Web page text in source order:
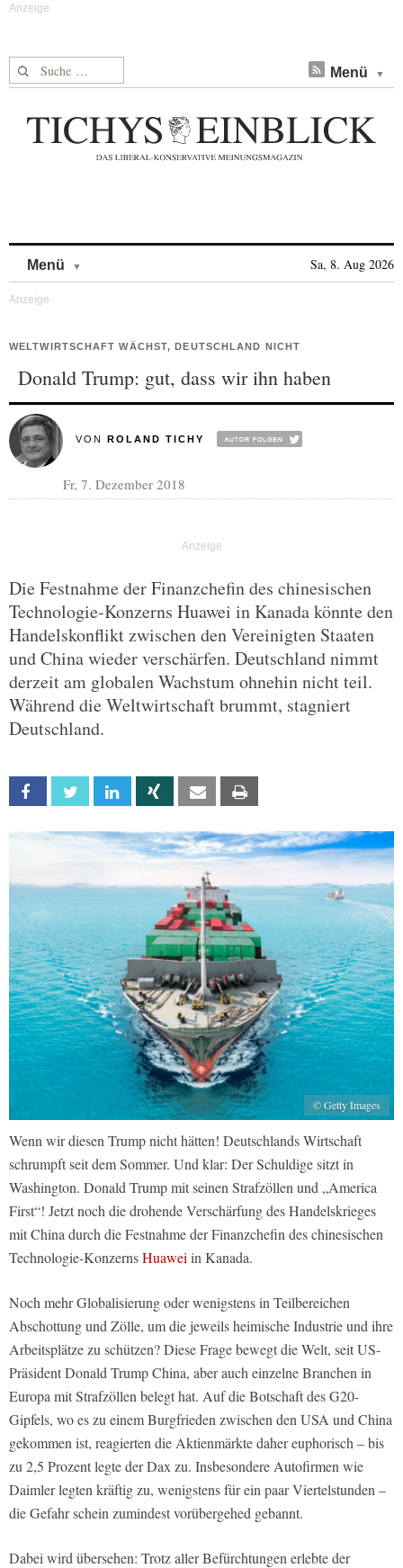
Suche nach: Menü
Menü Sa, 8. Aug 2026
WELTWIRTSCHAFT WÄCHST, DEUTSCHLAND NICHT
Donald Trump: gut, dass wir ihn haben
VON ROLAND TICHY
Fr, 7. Dezember 2018
Die Festnahme der Finanzchefin des chinesischen
Technologie-Konzerns Huawei in Kanada könnte den
Handelskonflikt zwischen den Vereinigten Staaten
und China wieder verschärfen. Deutschland nimmt
derzeit am globalen Wachstum ohnehin nicht teil.
Während die Weltwirtschaft brummt, stagniert
Deutschland.
Facebook Twitter Linkedin Xing Email
© Getty Images
Wenn wir diesen Trump nicht hätten! Deutschlands Wirtschaft
schrumpft seit dem Sommer. Und klar: Der Schuldige sitzt in
Washington. Donald Trump mit seinen Strafzöllen und „America
First“! Jetzt noch die drohende Verschärfung des Handelskrieges
mit China durch die Festnahme der Finanzchefin des chinesischen
Technologie-KonzernsHuawei in Kanada.
Noch mehr Globalisierung oder wenigstens in Teilbereichen
Abschottung und Zölle, um die jeweils heimische Industrie und ihre
Arbeitsplätze zu schützen? Diese Frage bewegt die Welt, seit US-
Präsident Donald Trump China, aber auch einzelne Branchen in
Europa mit Strafzöllen belegt hat. Auf die Botschaft des G20-
Gipfels, wo es zu einem Burgfrieden zwischen den USA und China
gekommen ist, reagierten die Aktienmärkte daher euphorisch – bis
zu 2,5 Prozent legte der Dax zu. Insbesondere Autofirmen wie
Daimler legten kräftig zu, wenigstens für ein paar Viertelstunden –
die Gefahr schein zumindest vorübergehed gebannt.
Dabei wird übersehen: Trotz aller Befürchtungen erlebte der